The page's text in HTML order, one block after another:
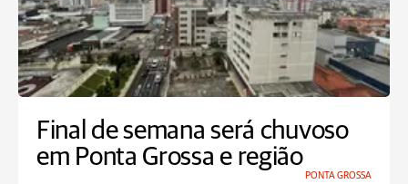
Final de semana será chuvoso
em Ponta Grossa e região
PONTA GROSSA